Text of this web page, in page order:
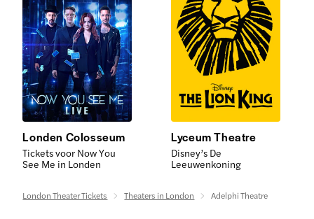
Londen Colosseum
Tickets voor Now You
See Me in Londen
Lyceum Theatre
Disney’s De
Leeuwenkoning
London Theater Tickets Theaters in London Adelphi Theatre